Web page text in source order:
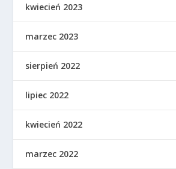
kwiecień 2023
marzec 2023
sierpień 2022
lipiec 2022
kwiecień 2022
marzec 2022